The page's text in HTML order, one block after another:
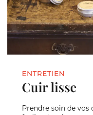
ENTRETIEN
Cuir lisse
Prendre soin de vos